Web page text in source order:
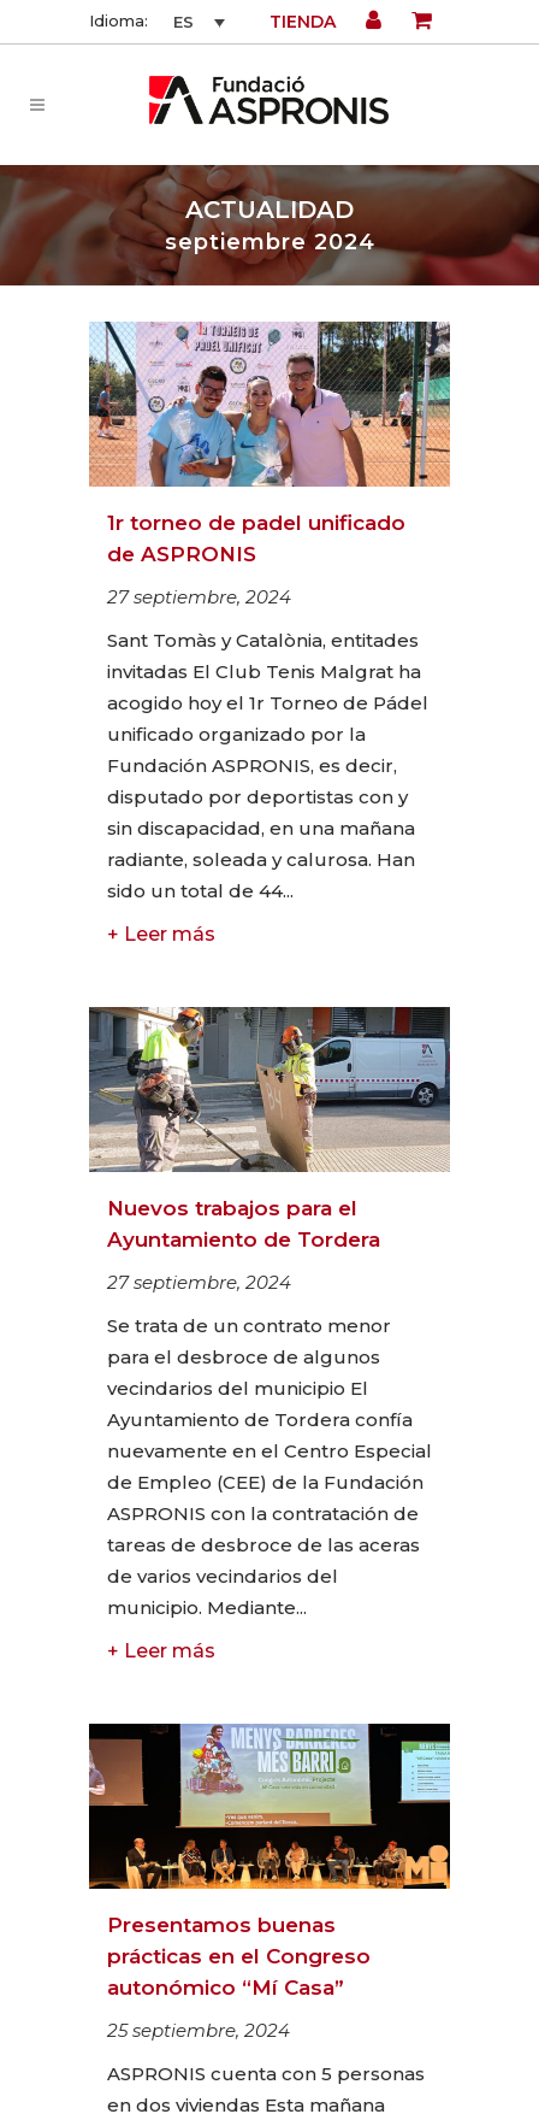
Idioma: ES TIENDA
ACTUALIDAD
septiembre 2024
1r torneo de padel unificado
de ASPRONIS
27 septiembre, 2024
Sant Tomàs y Catalònia, entitades
invitadas El Club Tenis Malgrat ha
acogido hoy el 1r Torneo de Pádel
unificado organizado por la
Fundación ASPRONIS, es decir,
disputado por deportistas con y
sin discapacidad, en una mañana
radiante, soleada y calurosa. Han
sido un total de 44...
+ Leer más
Nuevos trabajos para el
Ayuntamiento de Tordera
27 septiembre, 2024
Se trata de un contrato menor
para el desbroce de algunos
vecindarios del municipio El
Ayuntamiento de Tordera confía
nuevamente en el Centro Especial
de Empleo (CEE) de la Fundación
ASPRONIS con la contratación de
tareas de desbroce de las aceras
de varios vecindarios del
municipio. Mediante...
+ Leer más
Presentamos buenas
prácticas en el Congreso
autonómico “Mí Casa”
25 septiembre, 2024
ASPRONIS cuenta con 5 personas
en dos viviendas Esta mañana